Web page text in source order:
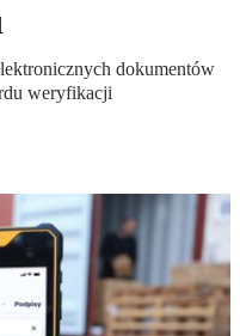
dokumentów
weryfikacji